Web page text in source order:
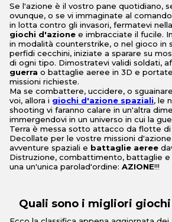
Se l'azione è il vostro pane quotidiano,
ovunque, o se vi immaginate al
in lotta contro gli invasori, fermatevi
giochi d'azione e imbracciate il fucile.
in modalità counterstrike, o nel gioco in
perfidi cecchini, iniziate a sparare su
di ogni tipo. Dimostratevi validi soldati,
guerra o battaglie aeree in 3D e
missioni richieste.
Ma se combattere, uccidere, o
voi, allora i giochi d'azione spaziali, le
shooting vi faranno calare in un'altra
immergendovi in un universo in cui la
Terra è messa sotto attacco da flotte di
Decollate per le vostre missioni
avventure spaziali e battaglie aeree
Distruzione, combattimento, battaglie e
una un'unica parolad'ordine: AZIONE!!!
Quali sono i migliori giochi